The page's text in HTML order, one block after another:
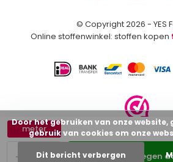
+
-
meter
Toevoegen
© Copyright 2026 - YES
Online stoffenwinkel: stoffen kopen
Door het gebruiken van onze
gebruik van cookies om onze
Dit bericht verbergen